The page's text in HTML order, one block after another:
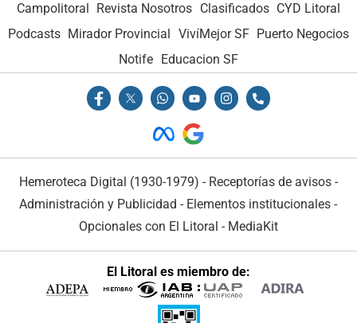
Campolitoral Revista Nosotros Clasificados CYD Litoral
Podcasts Mirador Provincial VivíMejor SF Puerto Negocios
Notife
Educacion SF
Hemeroteca Digital (1930-1979) - Receptorías de avisos -
Administración y Publicidad - Elementos institucionales -
Opcionales con El Litoral - MediaKit
El Litoral es miembro de: